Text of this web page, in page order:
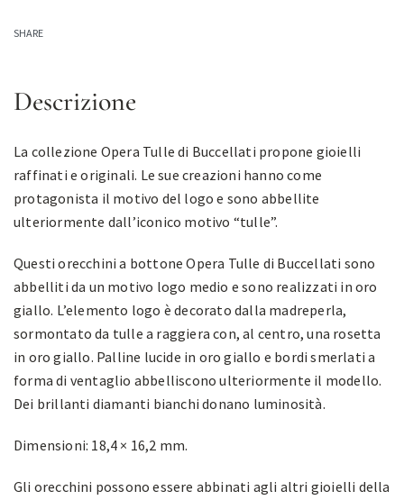
SHARE
Descrizione
La collezione Opera Tulle di Buccellati propone gioielli
raffinati e originali. Le sue creazioni hanno come
protagonista il motivo del logo e sono abbellite
ulteriormente dall’iconico motivo “tulle”.
Questi orecchini a bottone Opera Tulle di Buccellati sono
abbelliti da un motivo logo medio e sono realizzati in oro
giallo. L’elemento logo è decorato dalla madreperla,
sormontato da tulle a raggiera con, al centro, una rosetta
in oro giallo. Palline lucide in oro giallo e bordi smerlati a
forma di ventaglio abbelliscono ulteriormente il modello.
Dei brillanti diamanti bianchi donano luminosità.
Dimensioni: 18,4 × 16,2 mm.
Gli orecchini possono essere abbinati agli altri gioielli della